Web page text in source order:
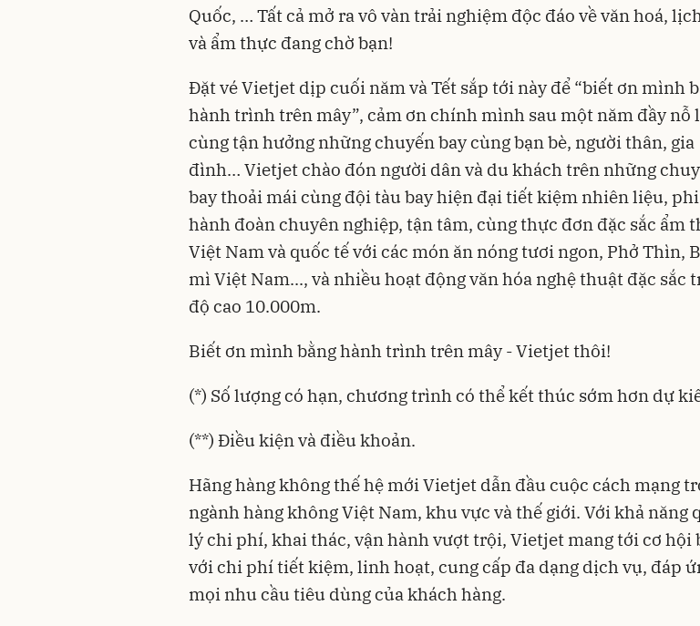
Quốc, … Tất cả mở ra vô vàn trải nghiệm độc đáo về văn hoá,
và ẩm thực đang chờ bạn!
Đặt vé Vietjet dịp cuối năm và Tết sắp tới này để “biết ơn mình
hành trình trên mây”, cảm ơn chính mình sau một năm đầy nỗ
cùng tận hưởng những chuyến bay cùng bạn bè, người thân, gia
đình… Vietjet chào đón người dân và du khách trên những
bay thoải mái cùng đội tàu bay hiện đại tiết kiệm nhiên liệu, phi
hành đoàn chuyên nghiệp, tận tâm, cùng thực đơn đặc sắc ẩm
Việt Nam và quốc tế với các món ăn nóng tươi ngon, Phở Thìn,
mì Việt Nam..., và nhiều hoạt động văn hóa nghệ thuật đặc sắc
độ cao 10.000m.
Biết ơn mình bằng hành trình trên mây - Vietjet thôi!
(*) Số lượng có hạn, chương trình có thể kết thúc sớm hơn dự
(**) Điều kiện và điều khoản.
Hãng hàng không thế hệ mới Vietjet dẫn đầu cuộc cách mạng
ngành hàng không Việt Nam, khu vực và thế giới. Với khả năng
lý chi phí, khai thác, vận hành vượt trội, Vietjet mang tới cơ hội
với chi phí tiết kiệm, linh hoạt, cung cấp đa dạng dịch vụ, đáp
mọi nhu cầu tiêu dùng của khách hàng.